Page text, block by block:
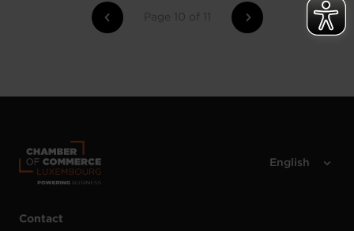
Page 10 of 11
Contact